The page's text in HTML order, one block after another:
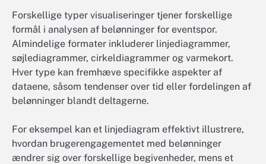
Forskellige typer visualiseringer tjener forskellige
formål i analysen af belønninger for eventspor.
Almindelige formater inkluderer linjediagrammer,
søjlediagrammer, cirkeldiagrammer og varmekort.
Hver type kan fremhæve specifikke aspekter af
dataene, såsom tendenser over tid eller fordelingen af
belønninger blandt deltagerne.
For eksempel kan et linjediagram effektivt illustrere,
hvordan brugerengagementet med belønninger
ændrer sig over forskellige begivenheder, mens et